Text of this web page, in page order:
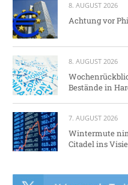
8. AUGUST 2026
Achtung vor
8. AUGUST 2026
Bestände in
7. AUGUST 2026
Wintermute
Citadel ins